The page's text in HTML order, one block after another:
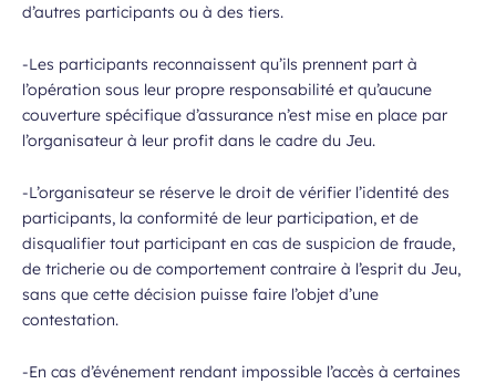
d’autres participants ou à des tiers.
-Les participants reconnaissent qu’ils prennent part à
l’opération sous leur propre responsabilité et qu’aucune
couverture spécifique d’assurance n’est mise en place par
l’organisateur à leur profit dans le cadre du Jeu.
-L’organisateur se réserve le droit de vérifier l’identité des
participants, la conformité de leur participation, et de
disqualifier tout participant en cas de suspicion de fraude,
de tricherie ou de comportement contraire à l’esprit du Jeu,
sans que cette décision puisse faire l’objet d’une
contestation.
-En cas d’événement rendant impossible l’accès à certaines